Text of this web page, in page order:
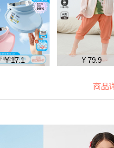
¥ 17.1 ¥ 79.9
商品